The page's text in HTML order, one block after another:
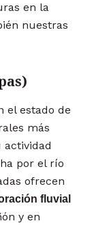
en la
nuestras
el estado de
más
actividad
por el río
ofrecen
fluvial
y en